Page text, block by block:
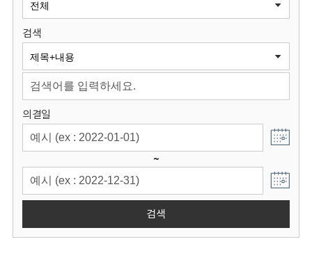
원
회
검색
의결일
~
검색